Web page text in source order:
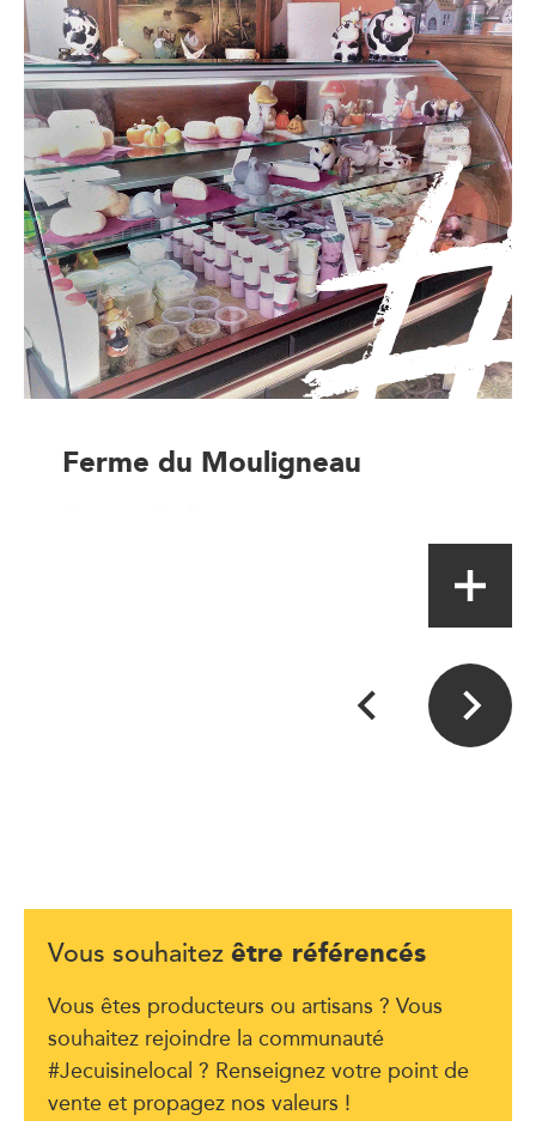
Ferme du Mouligneau
Vous souhaitez être référencés
Vous êtes producteurs ou artisans ? Vous
souhaitez rejoindre la communauté
#Jecuisinelocal ? Renseignez votre point de
vente et propagez nos valeurs !